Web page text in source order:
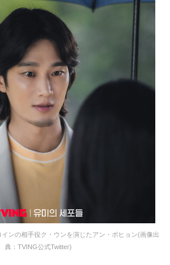
インの相手役ク・ウンを演じたアン・ボヒョン(画像出
典：TVING公式Twitter)